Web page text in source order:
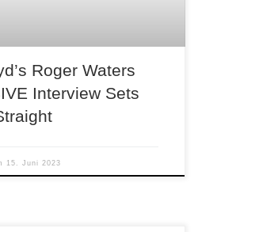
Roger Waters
Interview Sets
15. Juni 2023